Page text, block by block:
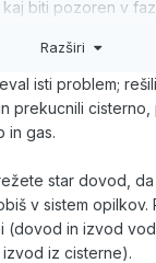
biti pozoren v
bolj izkušeni
jaz pa
ter iskanjem
obstoječega
gretja nimam.
voda
Razširi
isti problem;
prekucnili
in gas.
star dovod,
v sistem opilkov.
(dovod in izvod
iz cisterne).